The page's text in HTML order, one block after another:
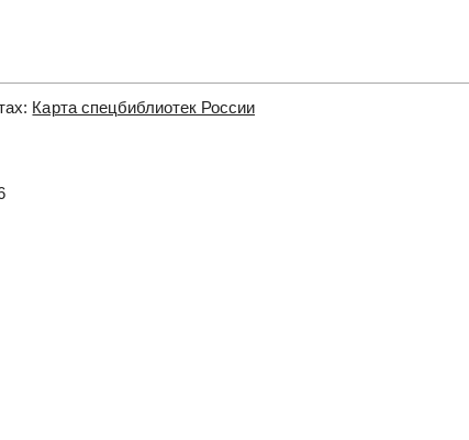
Карта спецбиблиотек России